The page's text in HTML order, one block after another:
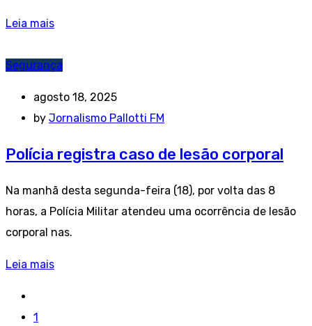
Leia mais
Segurança
agosto 18, 2025
by Jornalismo Pallotti FM
Polícia registra caso de lesão corporal
Na manhã desta segunda-feira (18), por volta das 8
horas, a Polícia Militar atendeu uma ocorrência de lesão
corporal nas.
Leia mais
1